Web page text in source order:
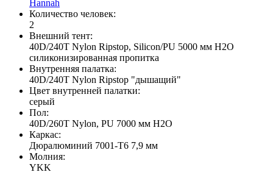
Hannah
Количество человек:
2
Внешний тент:
40D/240T Nylon Ripstop, Silicon/PU 5000 мм H2O
силиконизированная пропитка
Внутренняя палатка:
40D/240T Nylon Ripstop "дышащий"
Цвет внутренней палатки:
серый
Пол:
40D/260T Nylon, PU 7000 мм H2O
Каркас:
Дюралюминий 7001-T6 7,9 мм
Молния:
YKK